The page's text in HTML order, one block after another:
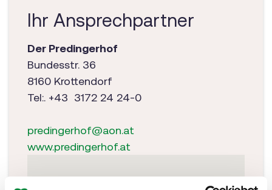
Ihr Ansprechpartner
Der Predingerhof
Bundesstr. 36
8160 Krottendorf
Tel:. +43 3172 24 24-0
predingerhof@aon.at
www.predingerhof.at